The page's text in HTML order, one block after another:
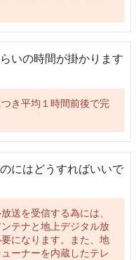
いの時間が掛かります
き平均１時間前後で完
にはどうすればいいで
送を受信する為には、
テナと地上デジタル放
になります。また、地
ーナーを内蔵したテレ